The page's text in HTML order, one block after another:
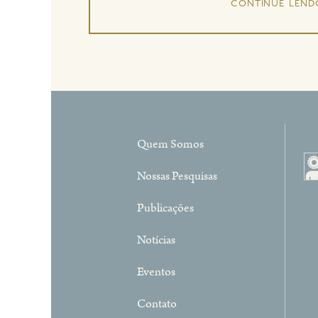
continue
Quem Somos
Nossas Pesquisas
Publicações
Notícias
Eventos
Contato